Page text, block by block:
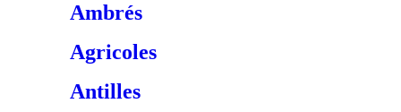
Ambrés
Agricoles
Antilles